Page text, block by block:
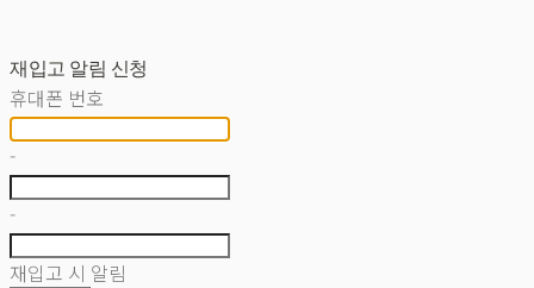
재입고 알림 신청
휴대폰 번호
-
-
재입고 시 알림